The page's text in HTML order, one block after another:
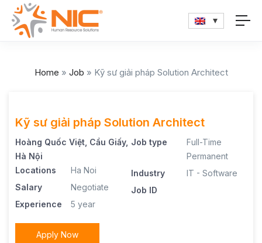
Home » Job » Kỹ sư giải pháp Solution Architect
Kỹ sư giải pháp Solution Architect
Hoàng Quốc Việt, Cầu Giấy,
Hà Nội
Locations
Ha Noi
Salary
Negotiate
Experience
5 year
Job type
Full-Time
Permanent
Industry
IT - Software
Job ID
Apply Now